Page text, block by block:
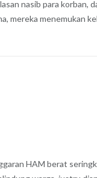
nasib para korban,
mereka menemukan
HAM berat